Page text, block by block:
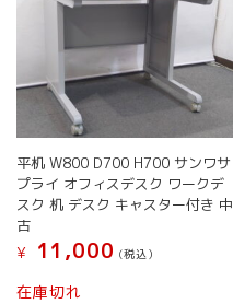
平机 W800 D700 H700 サンワサ
プライ オフィスデスク ワークデ
スク 机 デスク キャスター付き 中
古
¥
11,000 (税込）
在庫切れ